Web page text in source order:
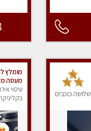
שלושה כוכבים
מומלץ
מעסה
עיסוי